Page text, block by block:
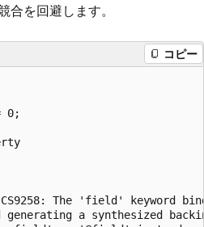
合を回避します。
コピー
0;
The 'field' keyword
generating a synthesized